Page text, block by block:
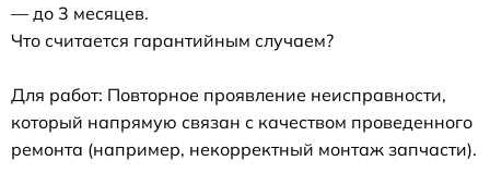
— до 3 месяцев.
Что считается гарантийным случаем?
Для работ: Повторное проявление неисправности,
который напрямую связан с качеством проведенного
ремонта (например, некорректный монтаж запчасти).